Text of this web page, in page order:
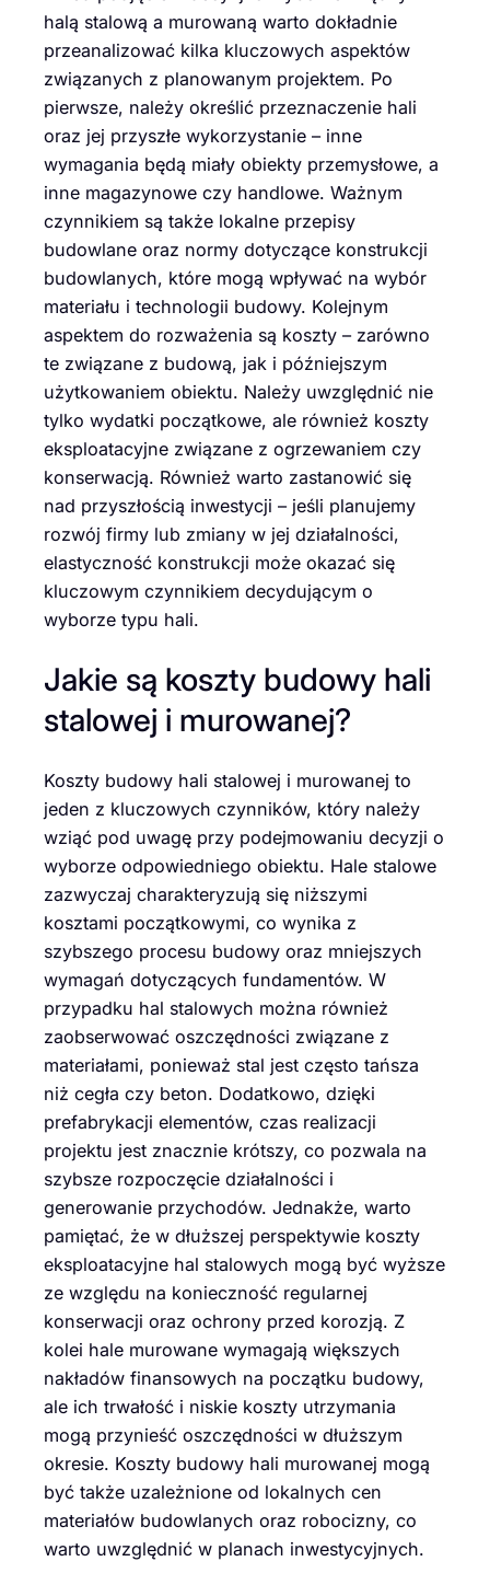
halą stalową a murowaną warto dokładnie
przeanalizować kilka kluczowych aspektów
związanych z planowanym projektem. Po
pierwsze, należy określić przeznaczenie hali
oraz jej przyszłe wykorzystanie – inne
wymagania będą miały obiekty przemysłowe, a
inne magazynowe czy handlowe. Ważnym
czynnikiem są także lokalne przepisy
budowlane oraz normy dotyczące konstrukcji
budowlanych, które mogą wpływać na wybór
materiału i technologii budowy. Kolejnym
aspektem do rozważenia są koszty – zarówno
te związane z budową, jak i późniejszym
użytkowaniem obiektu. Należy uwzględnić nie
tylko wydatki początkowe, ale również koszty
eksploatacyjne związane z ogrzewaniem czy
konserwacją. Również warto zastanowić się
nad przyszłością inwestycji – jeśli planujemy
rozwój firmy lub zmiany w jej działalności,
elastyczność konstrukcji może okazać się
kluczowym czynnikiem decydującym o
wyborze typu hali.
Jakie są koszty budowy hali
stalowej i murowanej?
Koszty budowy hali stalowej i murowanej to
jeden z kluczowych czynników, który należy
wziąć pod uwagę przy podejmowaniu decyzji o
wyborze odpowiedniego obiektu. Hale stalowe
zazwyczaj charakteryzują się niższymi
kosztami początkowymi, co wynika z
szybszego procesu budowy oraz mniejszych
wymagań dotyczących fundamentów. W
przypadku hal stalowych można również
zaobserwować oszczędności związane z
materiałami, ponieważ stal jest często tańsza
niż cegła czy beton. Dodatkowo, dzięki
prefabrykacji elementów, czas realizacji
projektu jest znacznie krótszy, co pozwala na
szybsze rozpoczęcie działalności i
generowanie przychodów. Jednakże, warto
pamiętać, że w dłuższej perspektywie koszty
eksploatacyjne hal stalowych mogą być wyższe
ze względu na konieczność regularnej
konserwacji oraz ochrony przed korozją. Z
kolei hale murowane wymagają większych
nakładów finansowych na początku budowy,
ale ich trwałość i niskie koszty utrzymania
mogą przynieść oszczędności w dłuższym
okresie. Koszty budowy hali murowanej mogą
być także uzależnione od lokalnych cen
materiałów budowlanych oraz robocizny, co
warto uwzględnić w planach inwestycyjnych.